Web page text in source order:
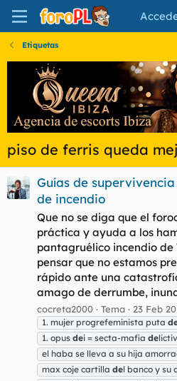
Etiquetas
piso de ferris queda
Guías de
de incendio
Que no se diga que el
práctica y ayuda a los
pantagruélico incendio
pensar que no estamos
rápido ante una
amago de derrumbe,
cocreta2000 Tema 23 Feb
1. mujer progrefeminista puta
1. opus dei = secta-mafia de
el haba se lleva a su hija
max coje cartilla del banco y su